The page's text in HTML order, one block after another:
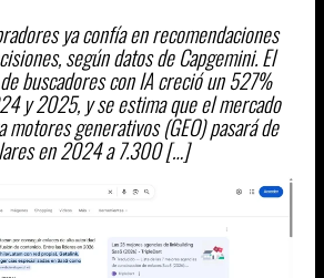
ya confía en recomendaciones
según datos de Capgemini. El
buscadores con IA creció un 527%
y 2025, y se estima que el mercado
motores generativos (GEO) pasará de
en 2024 a 7.300 […]